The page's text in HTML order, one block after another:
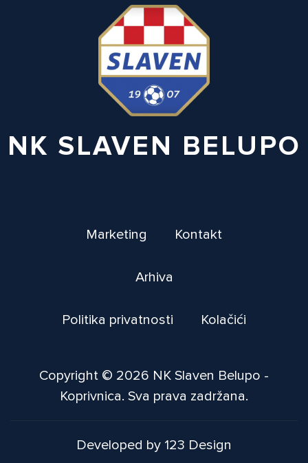
NK SLAVEN BELUPO
Marketing Kontakt
Arhiva
Politika privatnosti Kolačići
Copyright © 2026 NK Slaven Belupo -
Koprivnica. Sva prava zadržana.
Developed by 123 Design